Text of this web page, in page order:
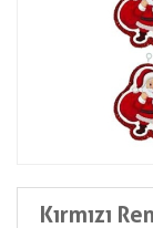
Kırmızı